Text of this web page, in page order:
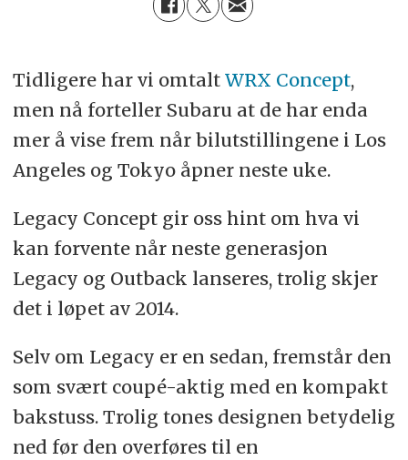
Tidligere har vi omtalt WRX Concept,
men nå forteller Subaru at de har enda
mer å vise frem når bilutstillingene i Los
Angeles og Tokyo åpner neste uke.
Legacy Concept gir oss hint om hva vi
kan forvente når neste generasjon
Legacy og Outback lanseres, trolig skjer
det i løpet av 2014.
Selv om Legacy er en sedan, fremstår den
som svært coupé-aktig med en kompakt
bakstuss. Trolig tones designen betydelig
ned før den overføres til en